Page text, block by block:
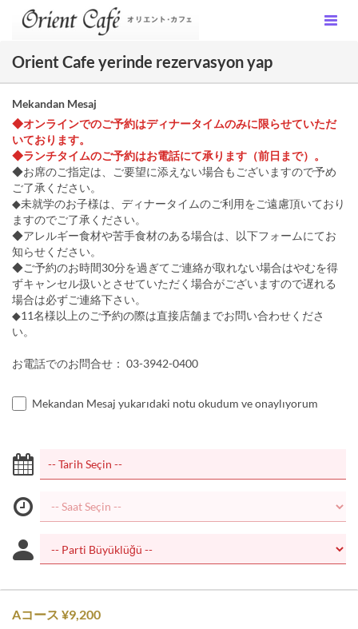
Orient Cafe yerinde rezervasyon yap
Mekandan Mesaj
◆オンラインでのご予約はディナータイムのみに限らせていただ
いております。
◆ランチタイムのご予約はお電話にて承ります（前日まで）。
◆お席のご指定は、ご要望に添えない場合もございますので予め
ご了承ください。
◆未就学のお子様は、ディナータイムのご利用をご遠慮頂いており
ますのでご了承ください。
◆アレルギー食材や苦手食材のある場合は、以下フォームにてお
知らせください。
◆ご予約のお時間30分を過ぎてご連絡が取れない場合はやむを得
ずキャンセル扱いとさせていただく場合がございますので遅れる
場合は必ずご連絡下さい。
◆11名様以上のご予約の際は直接店舗までお問い合わせくださ
い。
お電話でのお問合せ： 03-3942-0400
Mekandan Mesaj yukarıdaki notu okudum ve onaylıyorum
Aコース ¥9,200